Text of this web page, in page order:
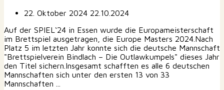
22. Oktober 2024 22.10.2024
Auf der SPIEL‘24 in Essen wurde die Europameisterschaft
im Brettspiel ausgetragen, die Europe Masters 2024.Nach
Platz 5 im letzten Jahr konnte sich die deutsche Mannschaft
"Brettspielverein Bindlach – Die Outlawkumpels" dieses Jahr
den Titel sichern.Insgesamt schafften es alle 6 deutschen
Mannschaften sich unter den ersten 13 von 33
Mannschaften ...